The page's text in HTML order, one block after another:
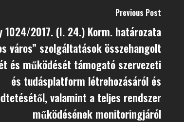
Previous Post
1024/2017. (I. 24.) Korm. határozata
város” szolgáltatások összehangolt
és működését támogató szervezeti
és tudásplatform létrehozásáról és
valamint a teljes rendszer
működésének monitoringjáról